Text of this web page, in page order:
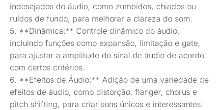
indesejados do áudio, como zumbidos, chiados ou
ruídos de fundo, para melhorar a clareza do som.
5. **Dinâmica:** Controle dinâmico do áudio,
incluindo funções como expansão, limitação e gate,
para ajustar a amplitude do sinal de áudio de acordo
com certos critérios.
6. **Efeitos de Áudio:** Adição de uma variedade de
efeitos de áudio, como distorção, flanger, chorus e
pitch shifting, para criar sons únicos e interessantes.